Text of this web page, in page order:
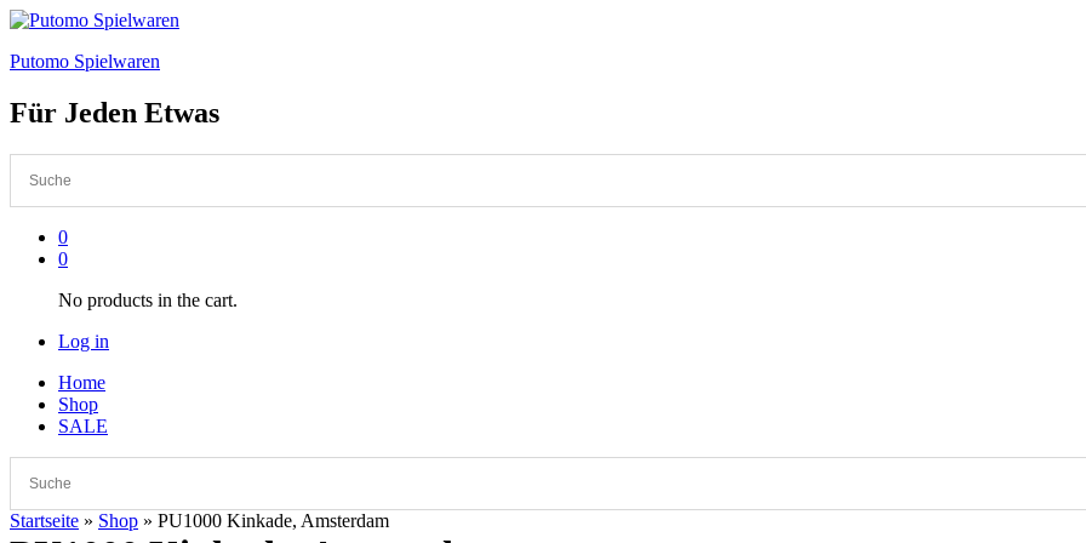
Putomo Spielwaren
Für Jeden Etwas
0
0
No products in the cart.
Log in
Home
Shop
SALE
Startseite » Shop » PU1000 Kinkade, Amsterdam